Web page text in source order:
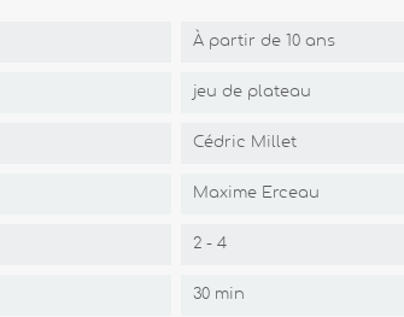
À partir de 10 ans
jeu de plateau
Cédric Millet
Maxime Erceau
2 - 4
30 min